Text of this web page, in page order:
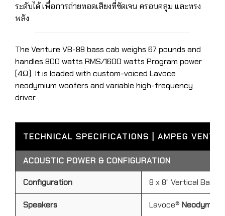
ระดับได้ เพื่อการถ่ายทอดเสียงที่ชัดเจน ครอบคลุม และทรง
พลัง
The Venture VB-88 bass cab weighs 67 pounds and
handles 800 watts RMS/1600 watts Program power
(4Ω). It is loaded with custom-voiced Lavoce
neodymium woofers and variable high-frequency
driver.
TECHNICAL SPECIFICATIONS | AMPEG
ACOUSTIC POWER & CONFIGURATION
Configuration 8 x 8" Vertical Bass
Speakers Lavoce® Neodymium